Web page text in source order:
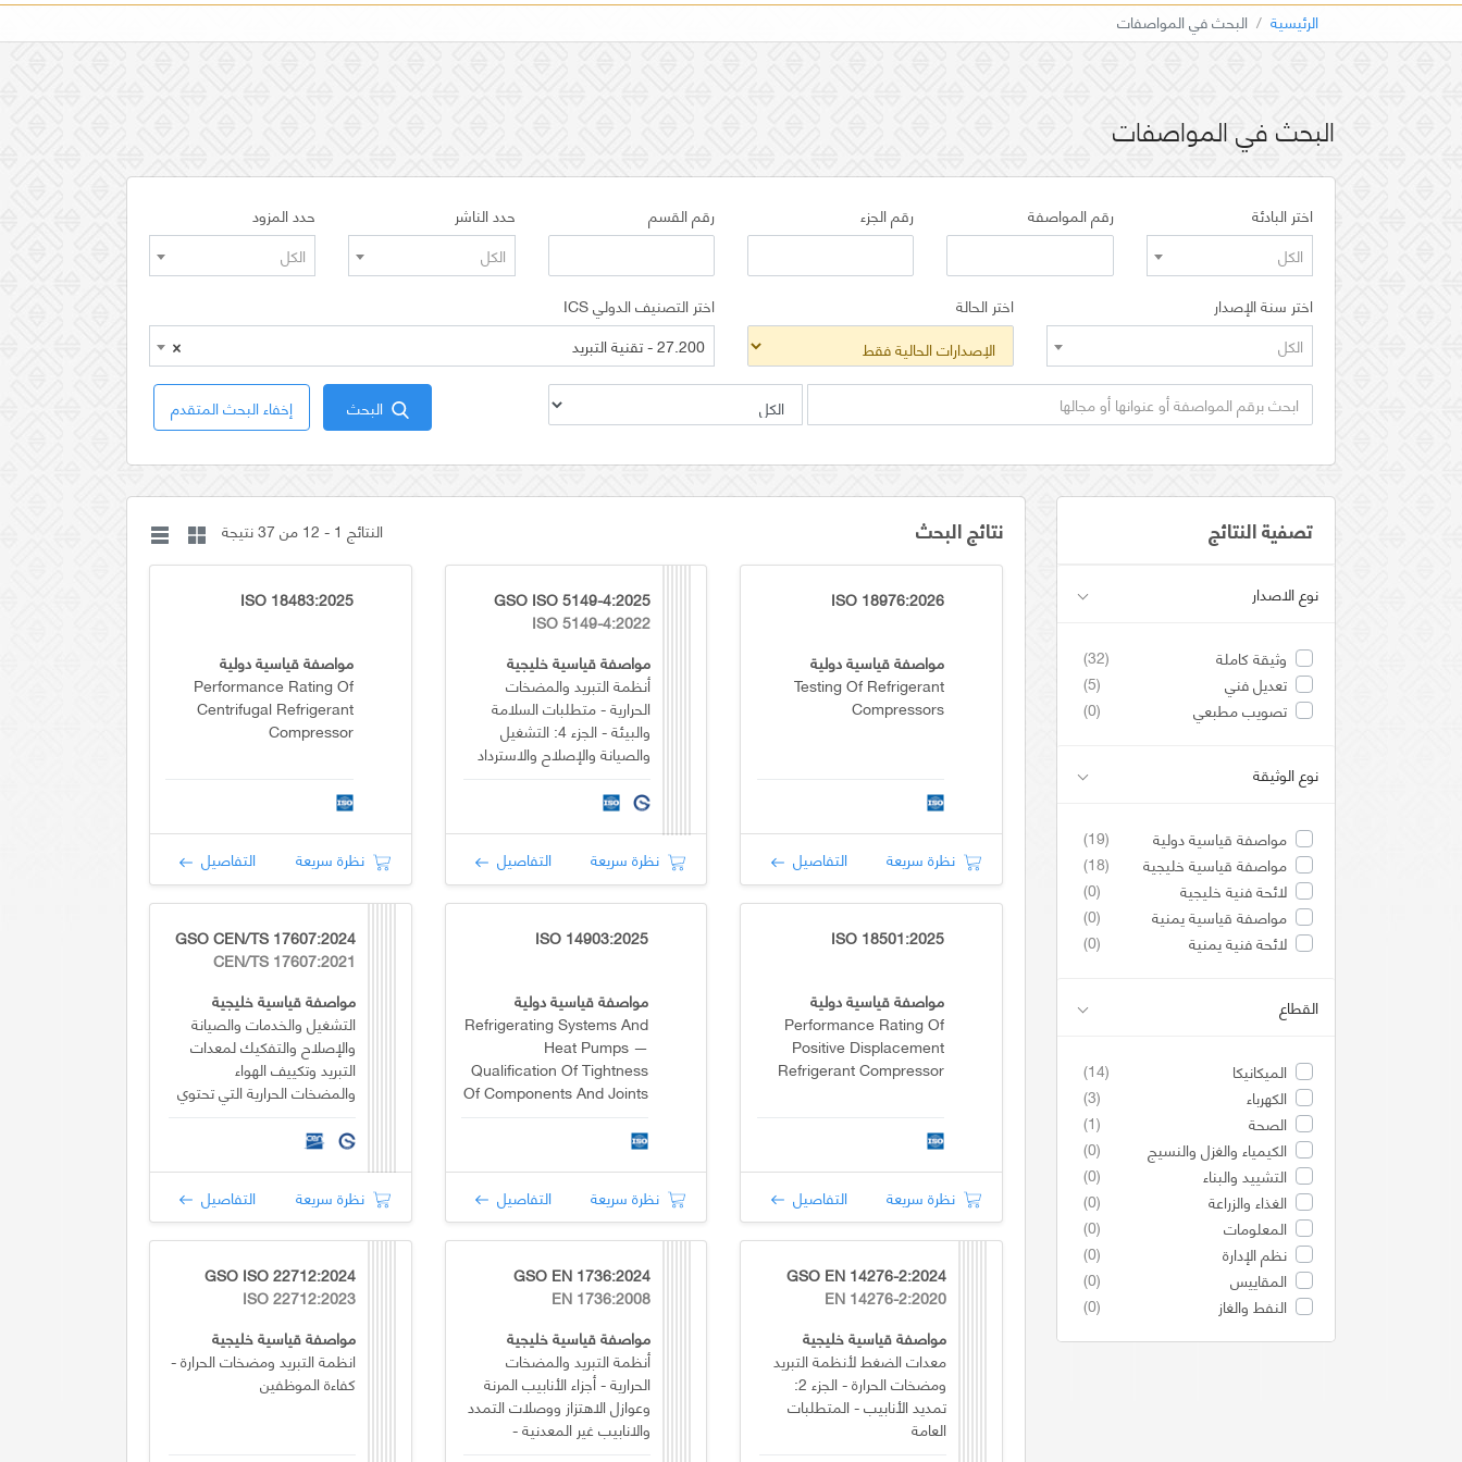
الرئيسية البحث في المواصفات
البحث في المواصفات
اختر البادئة
الكل
رقم المواصفة رقم الجزء رقم القسم
حدد الناشر
الكل
حدد المزود
الكل
اختر سنة الإصدار
الكل
اختر الحالة
اختر التصنيف الدولي ICS
×
27.200 - تقنية التبريد
البحث إخفاء البحث المتقدم
تصفية النتائج
نوع الاصدار
وثيقة كاملة
(32)
تعديل فني
(5)
تصويب مطبعي
(0)
نوع الوثيقة
مواصفة قياسية دولية
(19)
مواصفة قياسية خليجية
(18)
لائحة فنية خليجية
(0)
مواصفة قياسية يمنية
(0)
لائحة فنية يمنية
(0)
القطاع
الميكانيكا
(14)
الكهرباء
(3)
الصحة
(1)
الكيمياء والغزل والنسيج
(0)
التشييد والبناء
(0)
الغذاء والزراعة
(0)
المعلومات
(0)
نظم الإدارة
(0)
المقاييس
(0)
النفط والغاز
(0)
نتائج البحث النتائج 1 - 12 من 37 نتيجة
ISO 18976:2026
مواصفة قياسية دولية
Testing Of Refrigerant
Compressors
نظرة سريعة التفاصيل
GSO ISO 5149-4:2025
ISO 5149-4:2022
مواصفة قياسية خليجية
أنظمة التبريد والمضخات
الحرارية - متطلبات السلامة
والبيئة - الجزء 4: التشغيل
والصيانة والإصلاح والاسترداد
نظرة سريعة التفاصيل
ISO 18483:2025
مواصفة قياسية دولية
Performance Rating Of
Centrifugal Refrigerant
Compressor
نظرة سريعة التفاصيل
ISO 18501:2025
مواصفة قياسية دولية
Performance Rating Of
Positive Displacement
Refrigerant Compressor
نظرة سريعة التفاصيل
ISO 14903:2025
مواصفة قياسية دولية
Refrigerating Systems And
Heat Pumps —
Qualification Of Tightness
Of Components And Joints
نظرة سريعة التفاصيل
GSO CEN/TS 17607:2024
CEN/TS 17607:2021
مواصفة قياسية خليجية
التشغيل والخدمات والصيانة
والإصلاح والتفكيك لمعدات
التبريد وتكييف الهواء
والمضخات الحرارية التي تحتوي
على وسائط تبريد قابلة
للاشتعال، إضافة على
نظرة سريعة
التفاصيل
GSO EN 14276-2:2024
EN 14276-2:2020
مواصفة قياسية خليجية
معدات الضغط لأنظمة التبريد
ومضخات الحرارة - الجزء 2:
تمديد الأنابيب - المتطلبات
العامة
GSO EN 1736:2024
EN 1736:2008
مواصفة قياسية خليجية
أنظمة التبريد والمضخات
الحرارية - أجزاء الأنابيب المرنة
وعوازل الاهتزاز ووصلات التمدد
والانابيب غير المعدنية -
GSO ISO 22712:2024
ISO 22712:2023
مواصفة قياسية خليجية
انظمة التبريد ومضخات الحرارة -
كفاءة الموظفين